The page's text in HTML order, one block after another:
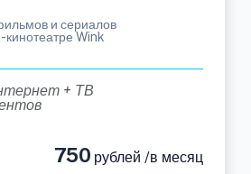
и сериалов
кинотеатре Wink
+ ТВ
750 рублей /в месяц